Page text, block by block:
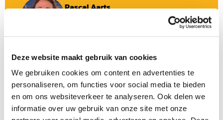
Deze website maakt gebruik van cookies
We gebruiken cookies om content en advertenties te
personaliseren, om functies voor social media te bieden
en om ons websiteverkeer te analyseren. Ook delen we
informatie over uw gebruik van onze site met onze
Pascal Aarts
Digitale veiligheid is tegenwoordig een uitdaging voor
iedere organisatie.
Cyberdreigingen worden steeds geavanceerder, terwijl
de druk op IT-teams en de behoefte aan continuïteit